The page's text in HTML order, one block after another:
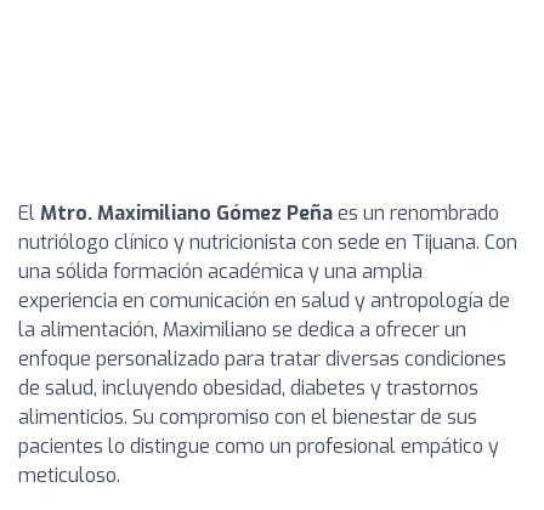
ElMtro. Maximiliano Gómez Peñaes un renombrado
nutriólogo clínico y nutricionista con sede en Tijuana. Con
una sólida formación académica y una amplia
experiencia en comunicación en salud y antropología de
la alimentación, Maximiliano se dedica a ofrecer un
enfoque personalizado para tratar diversas condiciones
de salud, incluyendo obesidad, diabetes y trastornos
alimenticios. Su compromiso con el bienestar de sus
pacientes lo distingue como un profesional empático y
meticuloso.